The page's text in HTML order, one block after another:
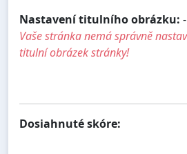
Nastavení titulního obrázku: -
Vaše stránka nemá správně
titulní obrázek stránky!
Dosiahnuté skóre: